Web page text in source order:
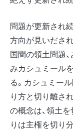
問題が更新され
方向が見いださ
国間の領土問題
みカシュミール
る。カシュミー
り方と切り離さ
の概念は、領土
りは主権を切り